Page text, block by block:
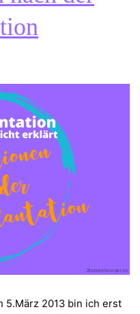
5.März 2013 bin ich erst